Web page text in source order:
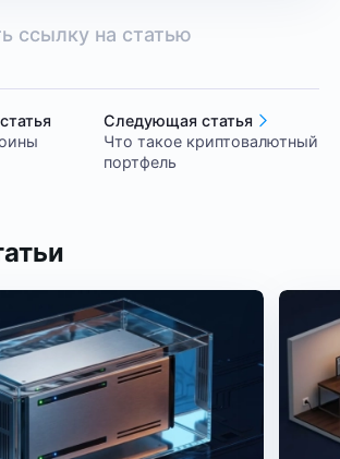
ссылку на статью
Следующая статья
Что такое криптовалютный
портфель